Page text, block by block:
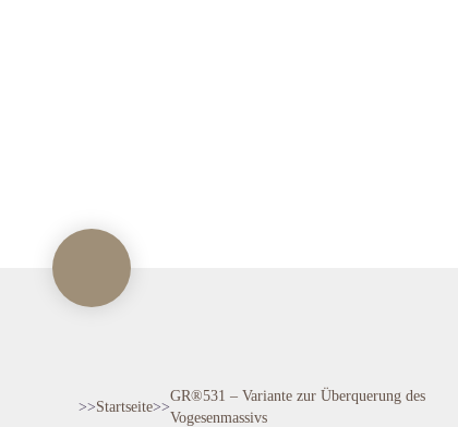
>>Startseite>>
GR®531 – Variante zur Überquerung des
Vogesenmassivs